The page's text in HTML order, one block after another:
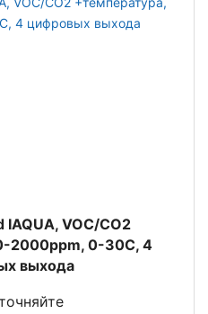
IAQUA, VOC/CO2
2000ppm, 0-30C, 4
выхода